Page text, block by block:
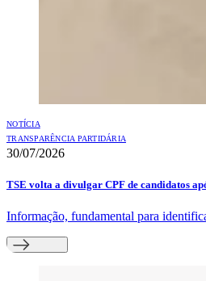
NOTÍCIA
TRANSPARÊNCIA PARTIDÁRIA
30/07/2026
TSE volta a divulgar CPF de candidatos
Informação, fundamental para